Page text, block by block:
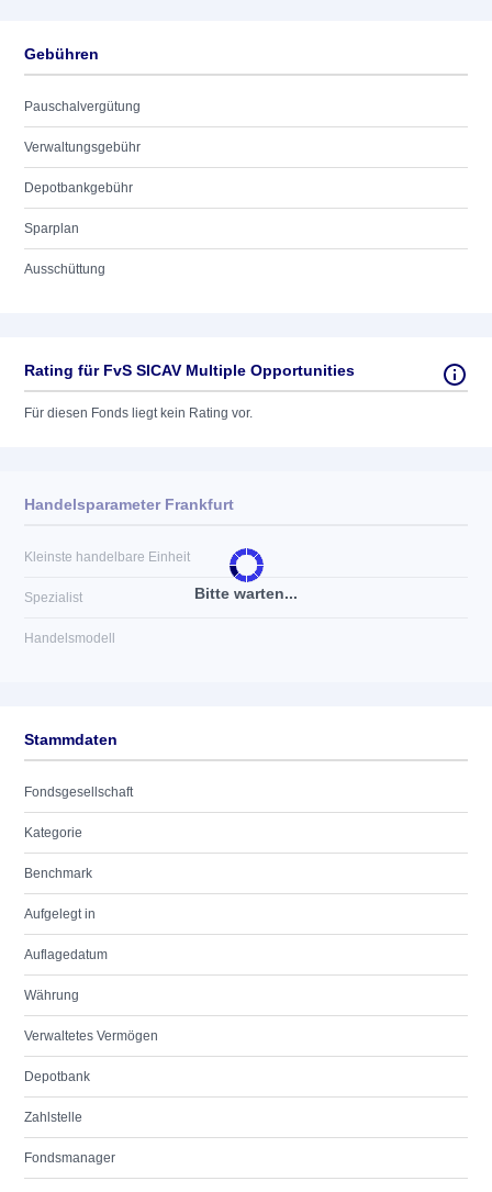
Gebühren
Pauschalvergütung
Verwaltungsgebühr
Depotbankgebühr
Sparplan
Ausschüttung
Rating für FvS SICAV Multiple Opportunities
Für diesen Fonds liegt kein Rating vor.
Bitte warten...
Handelsparameter Frankfurt
Kleinste handelbare Einheit
Spezialist
Handelsmodell
Stammdaten
Fondsgesellschaft
Kategorie
Benchmark
Aufgelegt in
Auflagedatum
Währung
Verwaltetes Vermögen
Depotbank
Zahlstelle
Fondsmanager